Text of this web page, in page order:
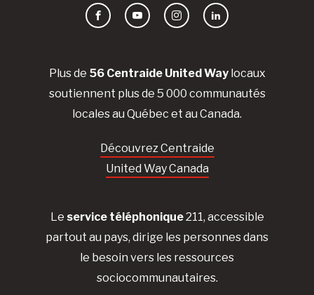
Plus de 56 Centraide United Waylocaux
soutiennent plus de 5 000 communautés
locales au Québec et au Canada.
Découvrez Centraide
United Way Canada
Le service téléphonique211, accessible
partout au pays, dirige les personnes dans
le besoin vers les ressources
sociocommunautaires.
FacebookYouTubeInstagramLinkedIn